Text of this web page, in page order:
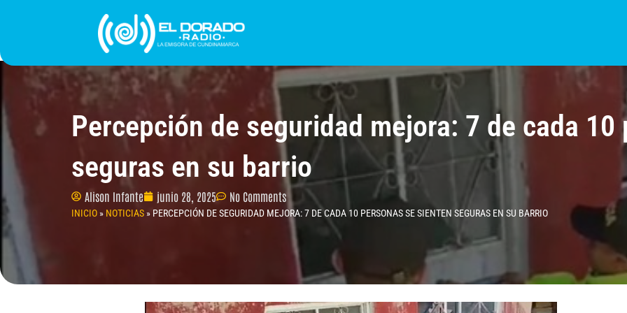
INICIO PROGRAMACIÓN ¿QUIÉNES SOMOS? NOTICIAS COLOMBIA BOGOTÁ INTERNACIONAL PROVINCIAS
Percepción de seguridad mejora: 7 de cada
seguras en su barrio
Alison Infante junio 28, 2025 No Comments
INICIO » NOTICIAS » PERCEPCIÓN DE SEGURIDAD MEJORA: 7 DE CADA 10 PERSONAS SE SIENTEN SEGURAS EN SU BARRIO